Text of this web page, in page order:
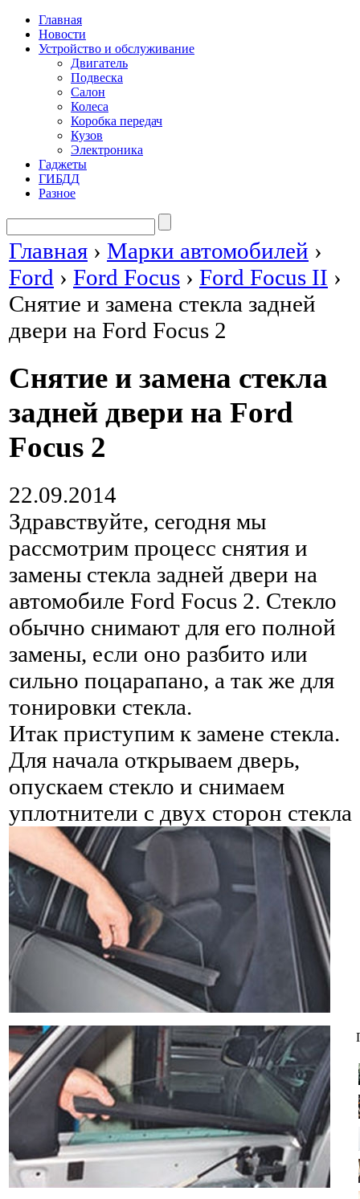
Главная
Новости
Устройство и обслуживание
Двигатель
Подвеска
Салон
Колеса
Коробка передач
Кузов
Электроника
Гаджеты
ГИБДД
Разное
Главная › Марки автомобилей ›
Ford › Ford Focus › Ford Focus II ›
Снятие и замена стекла задней
двери на Ford Focus 2
Снятие и замена стекла
задней двери на Ford
Focus 2
22.09.2014
Здравствуйте, сегодня мы
рассмотрим процесс снятия и
замены стекла задней двери на
автомобиле Ford Focus 2. Стекло
обычно снимают для его полной
замены, если оно разбито или
сильно поцарапано, а так же для
тонировки стекла.
Итак приступим к замене стекла.
Для начала открываем дверь,
опускаем стекло и снимаем
уплотнители с двух сторон стекла